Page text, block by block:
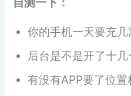
你的手机一天要充几
后台是不是开了十几
有没有APP要了位